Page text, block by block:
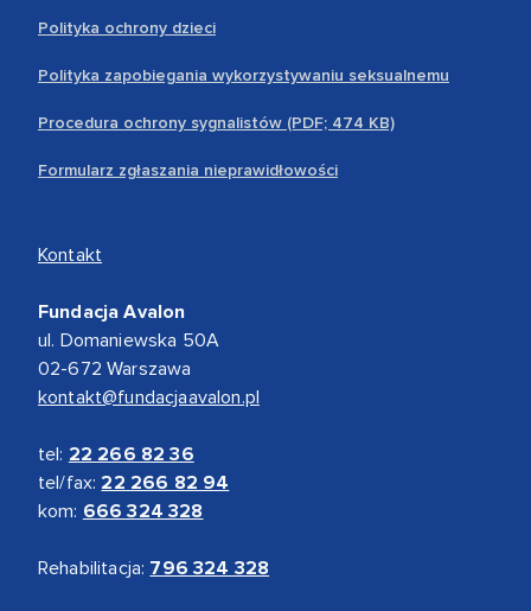
Polityka ochrony dzieci
Polityka zapobiegania wykorzystywaniu seksualnemu
Procedura ochrony sygnalistów (PDF; 474 KB)
Formularz zgłaszania nieprawidłowości
Kontakt
Fundacja Avalon
ul. Domaniewska 50A
02-672 Warszawa
kontakt@fundacjaavalon.pl
tel: 22 266 82 36
tel/fax: 22 266 82 94
kom: 666 324 328
Rehabilitacja: 796 324 328